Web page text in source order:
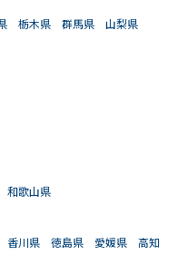
栃木県 群馬県
山梨県
和歌山県
香川県 徳島県 愛媛県 高知